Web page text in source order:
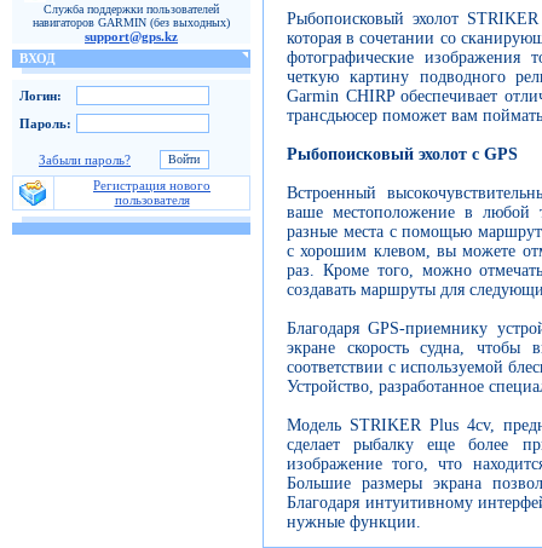
Служба поддержки пользователей
навигаторов GARMIN (без выходных)
support@gps.kz
ВХОД
Логин:
Пароль:
Забыли пароль?
Регистрация нового
пользователя
Рыбопоисковый эхолот
которая в сочетании со
фотографические
четкую картину подводного
Garmin CHIRP обеспечивает
трансдьюсер поможет вам
Рыбопоисковый эхолот с GPS
Встроенный
ваше местоположение в любой
разные места с помощью
с хорошим клевом, вы можете
раз. Кроме того, можно
создавать маршруты для
Благодаря GPS-приемнику
экране скорость судна, чтобы
соответствии с используемой
Устройство, разработанное
Модель STRIKER Plus 4cv,
сделает рыбалку еще более
изображение того, что
Большие размеры экрана
Благодаря интуитивному
нужные функции.